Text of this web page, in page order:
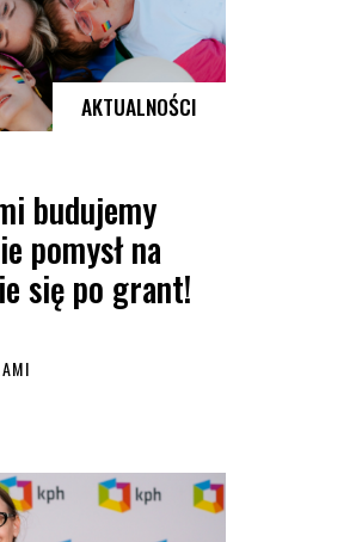
AKTUALNOŚCI
budujemy
pomysł na
się po grant!